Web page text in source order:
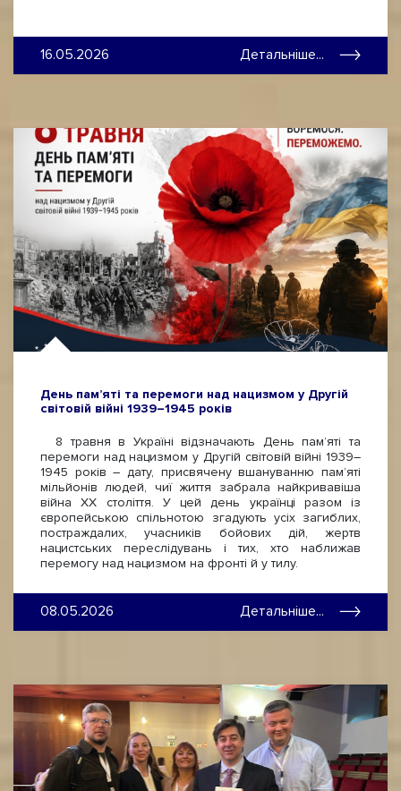
16.05.2026 Детальніше...
День пам’яті та перемоги над нацизмом у Другій
світовій війні 1939–1945 років
8 травня в Україні відзначають День пам’яті та
перемоги над нацизмом у Другій світовій війні 1939–
1945 років – дату, присвячену вшануванню пам’яті
мільйонів людей, чиї життя забрала найкривавіша
війна ХХ століття. У цей день українці разом із
європейською спільнотою згадують усіх загиблих,
постраждалих, учасників бойових дій, жертв
нацистських переслідувань і тих, хто наближав
перемогу над нацизмом на фронті й у тилу.
08.05.2026 Детальніше...